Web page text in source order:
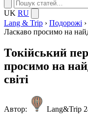
UK RU
Lang & Trip › Подорожі ›
Ласкаво просимо на
Токійський
просимо на
світі
Автор: Lang&Trip